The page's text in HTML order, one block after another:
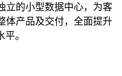
立的小型数据中心，为客
体产品及交付，全面提升
。